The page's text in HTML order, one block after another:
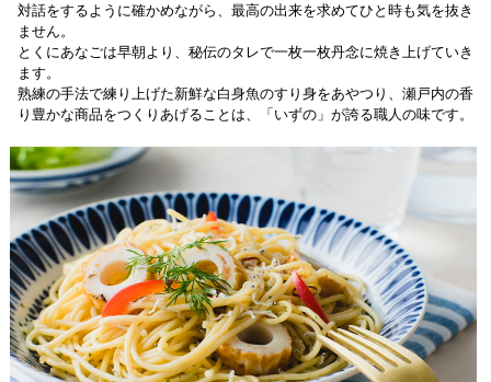
対話をするように確かめながら、最高の出来を求めてひと時も気を抜き
ません。
とくにあなごは早朝より、秘伝のタレで一枚一枚丹念に焼き上げていき
ます。
熟練の手法で練り上げた新鮮な白身魚のすり身をあやつり、瀬戸内の香
り豊かな商品をつくりあげることは、「いずの」が誇る職人の味です。